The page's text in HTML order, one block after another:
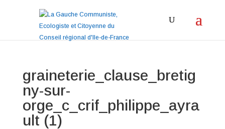
graineterie_clause_bretig
ny-sur-
orge_c_crif_philippe_ayra
ult (1)